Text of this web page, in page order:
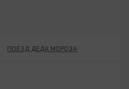
ПОЕЗД ДЕДА МОРОЗА